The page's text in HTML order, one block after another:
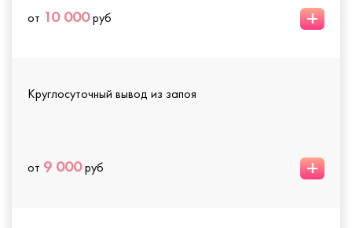
от 10 000руб +
Круглосуточный вывод из запоя
от 9 000руб +